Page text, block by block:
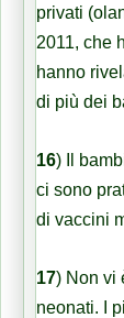
privati
2011, che
hanno
di più dei
16) Il
ci sono
di vaccini
17) Non vi
neonati. I